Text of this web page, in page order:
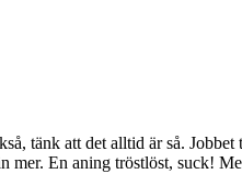
tänk att det alltid är så.
En aning tröstlöst, suck!